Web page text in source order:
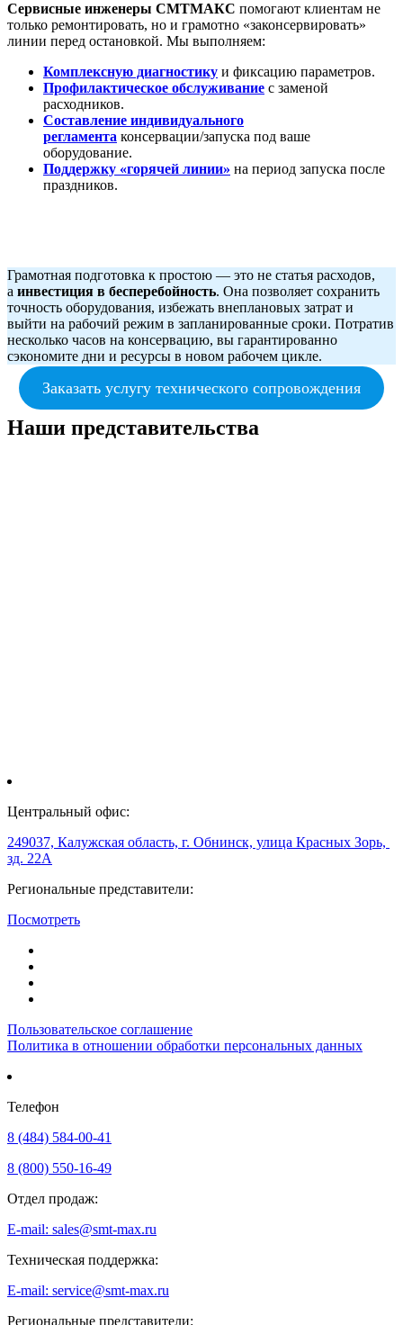
Сервисные инженеры СМТМАКС помогают клиентам не
только ремонтировать, но и грамотно «законсервировать»
линии перед остановкой. Мы выполняем:
Комплексную диагностику и фиксацию параметров.
Профилактическое обслуживание с заменой
расходников.
Составление индивидуального
регламента консервации/запуска под ваше
оборудование.
Поддержку «горячей линии» на период запуска после
праздников.
Грамотная подготовка к простою — это не статья расходов,
а инвестиция в бесперебойность. Она позволяет сохранить
точность оборудования, избежать внеплановых затрат и
выйти на рабочий режим в запланированные сроки. Потратив
несколько часов на консервацию, вы гарантированно
сэкономите дни и ресурсы в новом рабочем цикле.
Заказать услугу технического сопровождения
Наши представительства
Центральный офис:
249037, Калужская область, г. Обнинск, улица Красных Зорь,
зд. 22А
Региональные представители:
Посмотреть
Пользовательское соглашение
Политика в отношении обработки персональных данных
Телефон
8 (484) 584-00-41
8 (800) 550-16-49
Отдел продаж:
E-mail: sales@smt-max.ru
Техническая поддержка:
E-mail: service@smt-max.ru
Региональные представители: